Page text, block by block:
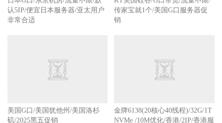
日本G口/东京机房/流量不限/默
认5IP/便宜日本服务器/亚太用户
KT美国硅谷/G口带宽/流量不限/
传家宝就1个/美国G口服务器促